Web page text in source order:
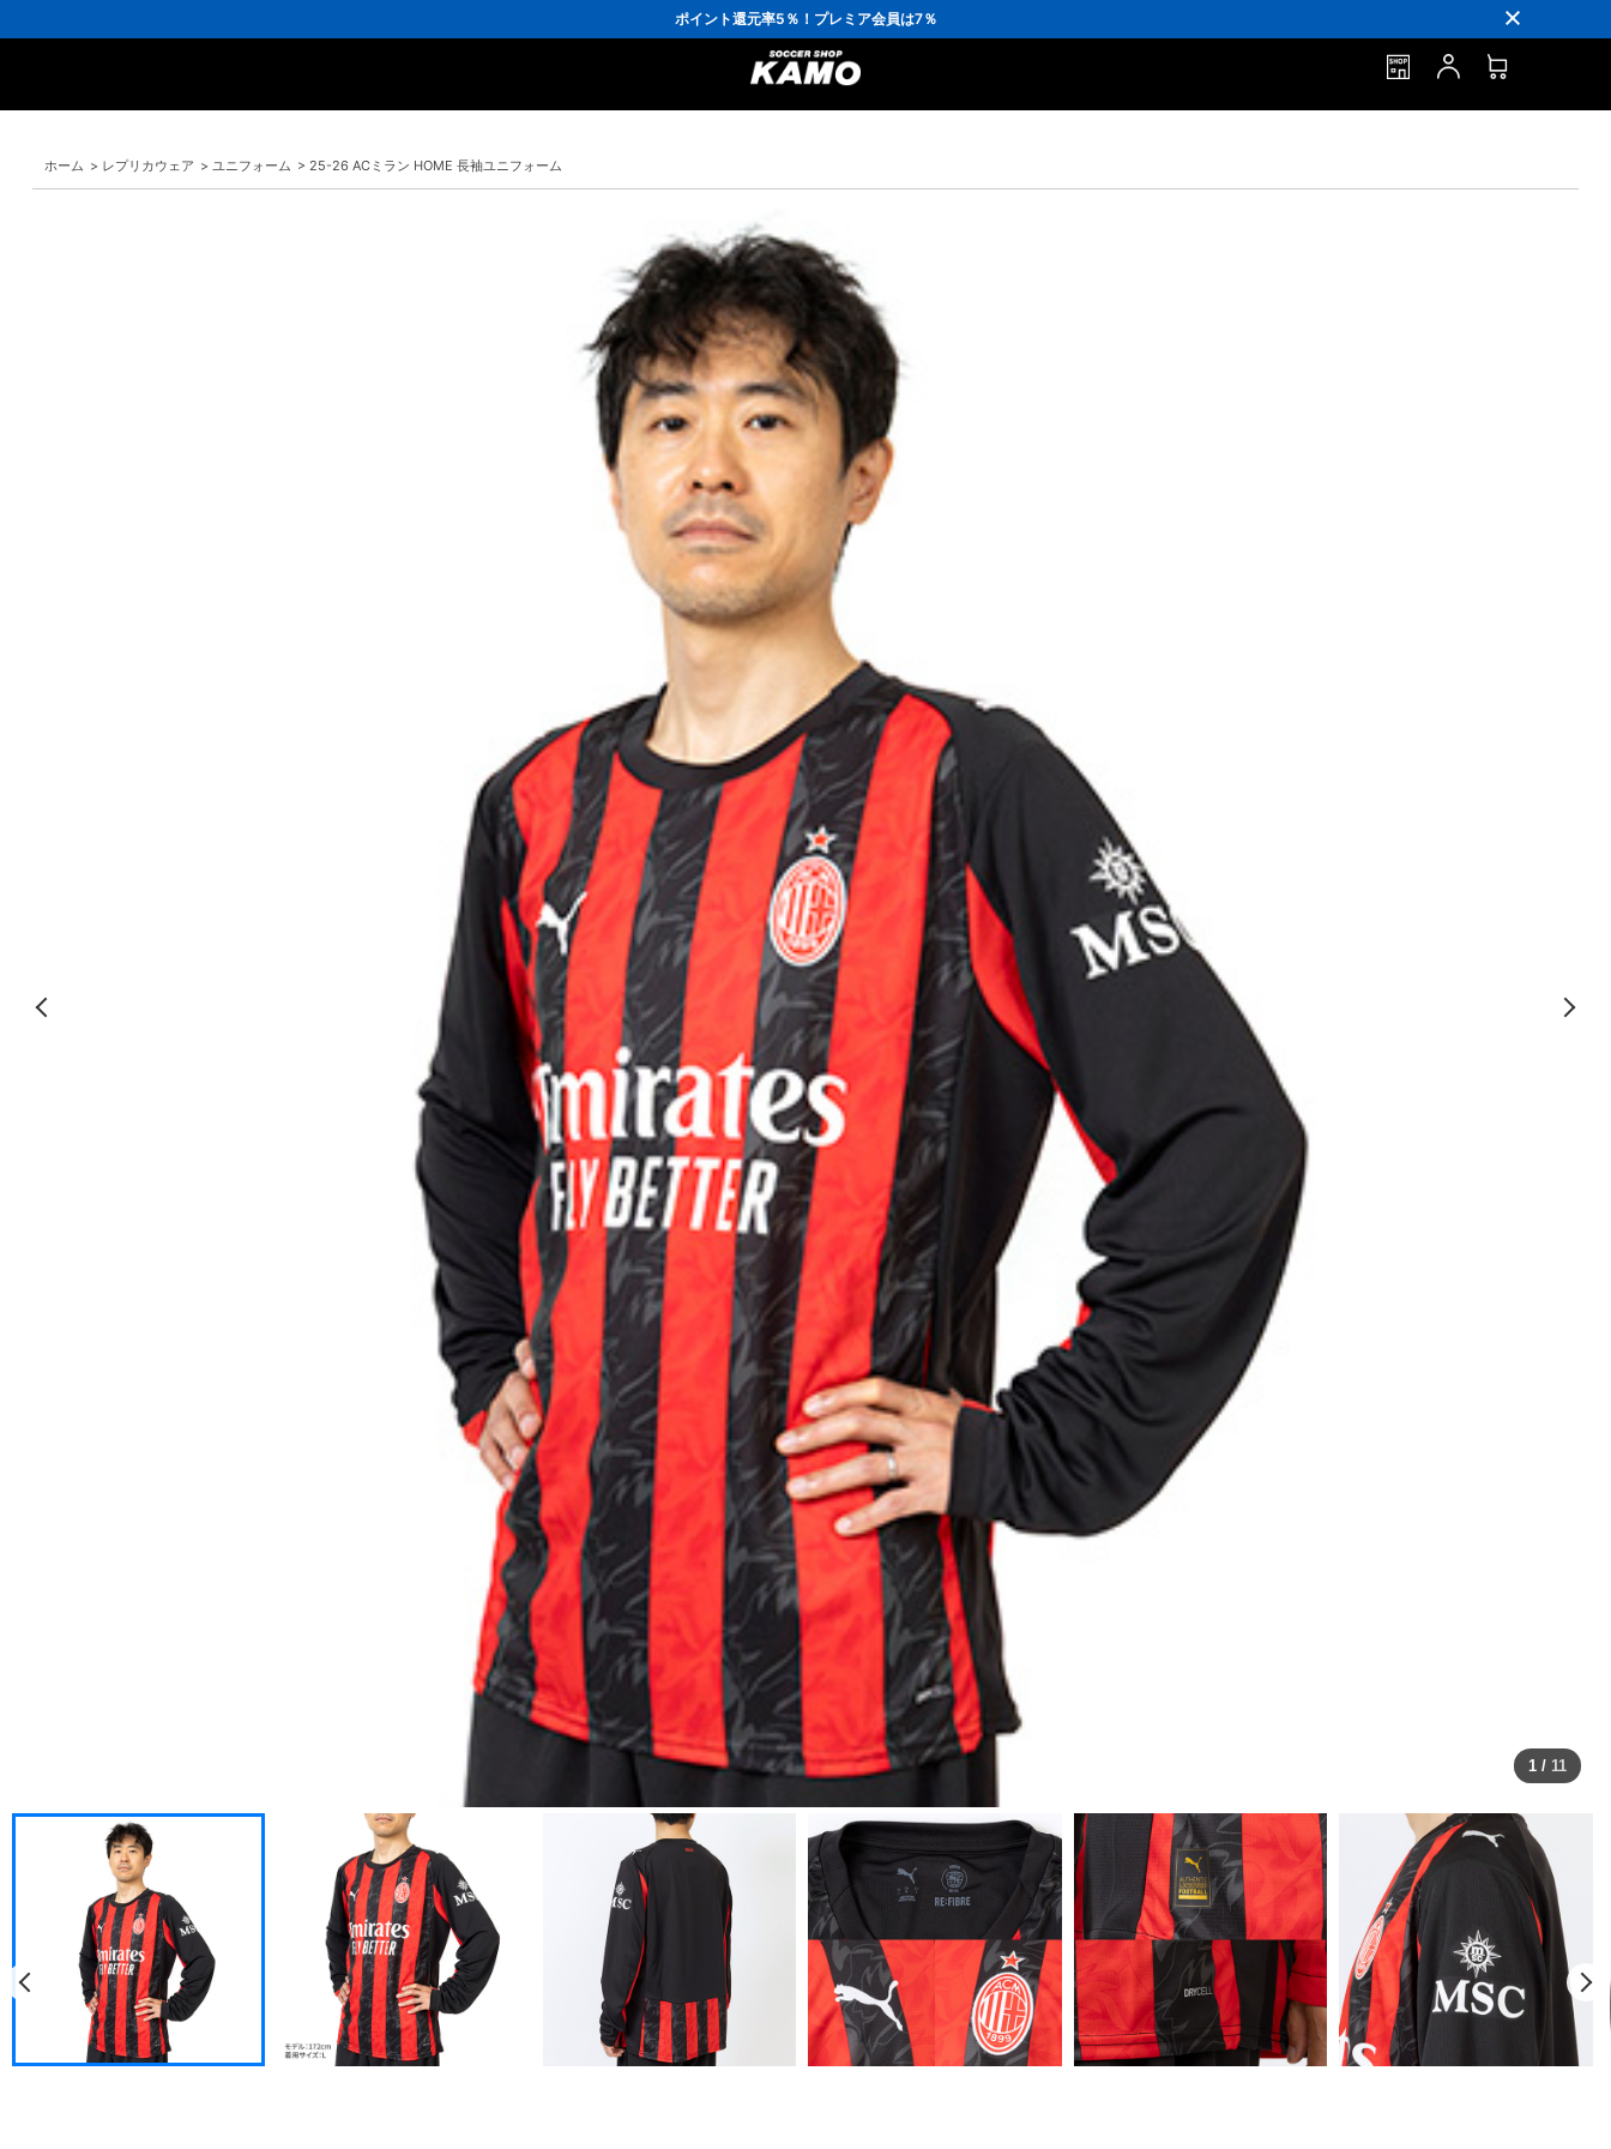
ポイント還元率5％！プレミア会員は7％
会員の方にはお誕生月に「10％OFFクーポン」プレゼント！
16,000円(税込)以上でシューズケースプレゼント！
3,300円(税込)以上で送料無料！
ホーム > レプリカウェア > ユニフォーム > 25-26 ACミラン HOME 長袖ユニフォーム
1 / 11